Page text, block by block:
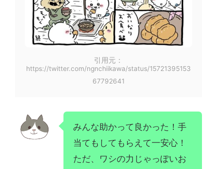
引用元：
https://twitter.com/ngnchiikawa/status/15721395153
67792641
みんな助かって良かった！手
当てもしてもらえて一安心！
ただ、ワシの力じゃっぽいお